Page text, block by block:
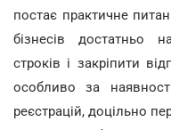
постає практичне
бізнесів достатньо
строків і закріпити
особливо за
реєстрацій, доцільно